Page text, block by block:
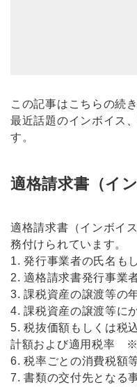
この記事は こちらの続
最近話題のインボイス
す。
適格請求書（イ
適格請求書（インボイ
務付けられています。
1. 発行事業者の氏名も
2. 適格請求書発行事業
3. 課税資産の譲渡等の
4. 課税資産の譲渡等に
5. 税抜価額もしくは税
計額および適用税率 ※
6. 税率ごとの消費税
7. 書類の交付先となる